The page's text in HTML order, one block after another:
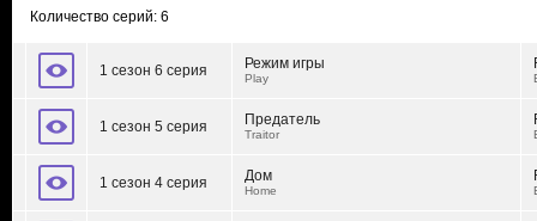
Количество серий: 6
1 сезон 6 серия Режим игры
Play
1 сезон 5 серия Предатель
Traitor
1 сезон 4 серия Дом
Home